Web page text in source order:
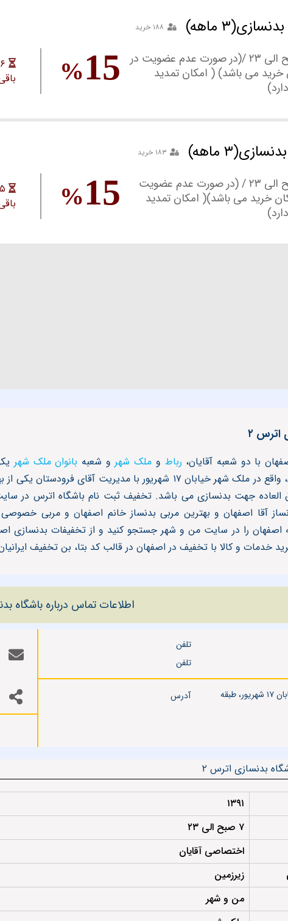
۱۸۸ خرید
آقایان: ۷ صبح الی ۲۳ /(در صورت عدم عضویت در
خرید می باشد) ( امکان تمدید
15
%
باقی
۱۸۳ خرید
آقایان: ۷ صبح الی ۲۳ / (در صورت عدم عضویت
خرید می باشد)( امکان تمدید
15
%
باقی
اترس ۲
با دو شعبه آقایان، رباط و ملک شهرو شعبه بانوان ملک شهر
العاده جهت بدنسازی می باشد. تخفیف ثبت نام باشگاه اترس در
آقا اصفهان و بهترین مربی بدنساز خانم اصفهان و مربی خصوصی
را در سایت من و شهر جستجو کنید و از تخفیفات بدنسازی
خدمات و کالا با تخفیف در اصفهان در قالب کد بتا، بن تخفیف
اطلاعات تماس درباره باشگاه
تلفن
تلفن
اصفهان، ملک شهر، خیابان ۱۷ شهریور، طبقه
آدرس
بدنسازی اترس ۲
۱۳۹۱
۷ صبح الی ۲۳
اختصاصی آقایان
زیرزمین
من و شهر